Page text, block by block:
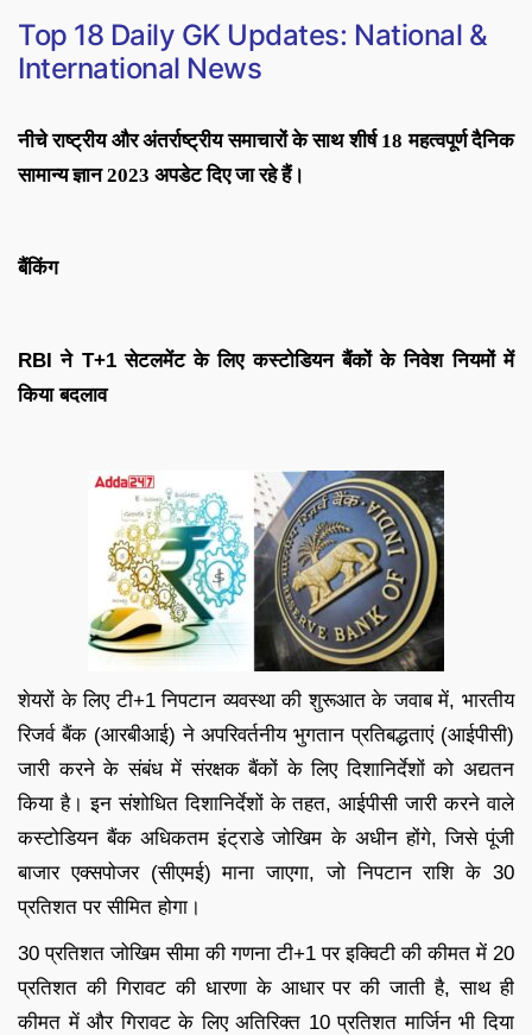
Top 18 Daily GK Updates: National &
International News
नीचे राष्ट्रीय और अंतर्राष्ट्रीय समाचारों के साथ शीर्ष 18 महत्वपूर्ण दैनिक
सामान्य ज्ञान 2023 अपडेट दिए जा रहे हैं।
बैंकिंग
RBI ने T+1 सेटलमेंट के लिए कस्टोडियन बैंकों के निवेश नियमों में
किया बदलाव
शेयरों के लिए टी+1 निपटान व्यवस्था की शुरूआत के जवाब में, भारतीय
रिजर्व बैंक (आरबीआई) ने अपरिवर्तनीय भुगतान प्रतिबद्धताएं (आईपीसी)
जारी करने के संबंध में संरक्षक बैंकों के लिए दिशानिर्देशों को अद्यतन
किया है। इन संशोधित दिशानिर्देशों के तहत, आईपीसी जारी करने वाले
कस्टोडियन बैंक अधिकतम इंट्राडे जोखिम के अधीन होंगे, जिसे पूंजी
बाजार एक्सपोजर (सीएमई) माना जाएगा, जो निपटान राशि के 30
प्रतिशत पर सीमित होगा।
30 प्रतिशत जोखिम सीमा की गणना टी+1 पर इक्विटी की कीमत में 20
प्रतिशत की गिरावट की धारणा के आधार पर की जाती है, साथ ही
कीमत में और गिरावट के लिए अतिरिक्त 10 प्रतिशत मार्जिन भी दिया